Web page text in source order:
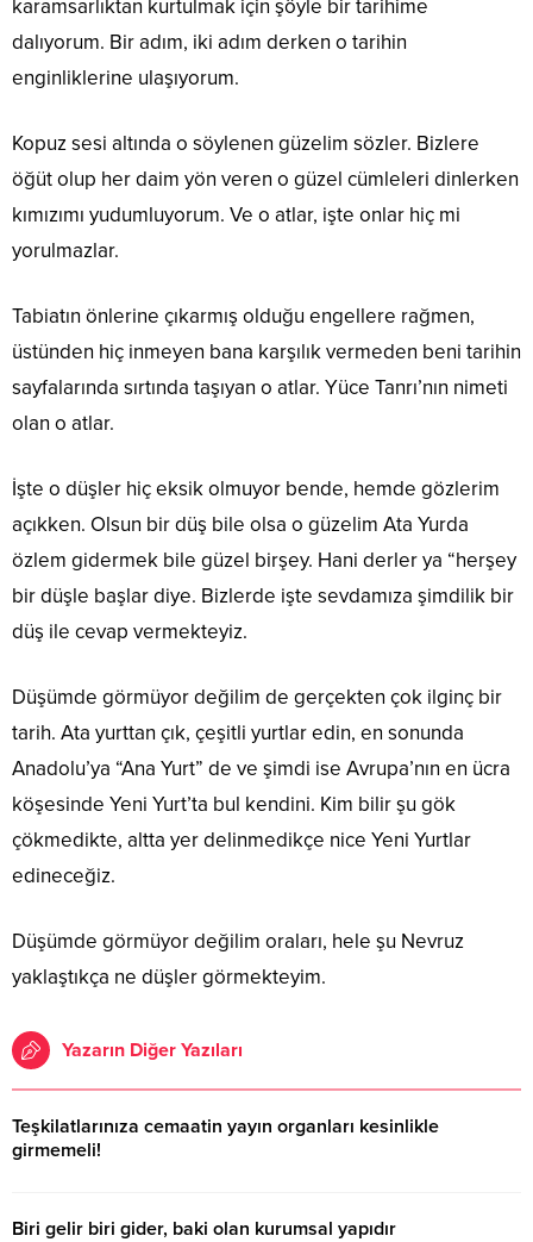
karamsarlıktan kurtulmak için şöyle bir tarihime
dalıyorum. Bir adım, iki adım derken o tarihin
enginliklerine ulaşıyorum.
Kopuz sesi altında o söylenen güzelim sözler. Bizlere
öğüt olup her daim yön veren o güzel cümleleri dinlerken
kımızımı yudumluyorum. Ve o atlar, işte onlar hiç mi
yorulmazlar.
Tabiatın önlerine çıkarmış olduğu engellere rağmen,
üstünden hiç inmeyen bana karşılık vermeden beni tarihin
sayfalarında sırtında taşıyan o atlar. Yüce Tanrı’nın nimeti
olan o atlar.
İşte o düşler hiç eksik olmuyor bende, hemde gözlerim
açıkken. Olsun bir düş bile olsa o güzelim Ata Yurda
özlem gidermek bile güzel birşey. Hani derler ya “herşey
bir düşle başlar diye. Bizlerde işte sevdamıza şimdilik bir
düş ile cevap vermekteyiz.
Düşümde görmüyor değilim de gerçekten çok ilginç bir
tarih. Ata yurttan çık, çeşitli yurtlar edin, en sonunda
Anadolu’ya “Ana Yurt” de ve şimdi ise Avrupa’nın en ücra
köşesinde Yeni Yurt’ta bul kendini. Kim bilir şu gök
çökmedikte, altta yer delinmedikçe nice Yeni Yurtlar
edineceğiz.
Düşümde görmüyor değilim oraları, hele şu Nevruz
yaklaştıkça ne düşler görmekteyim.
Yazarın Diğer Yazıları
Teşkilatlarınıza cemaatin yayın organları kesinlikle
girmemeli!
Biri gelir biri gider, baki olan kurumsal yapıdır